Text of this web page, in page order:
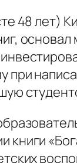
48 лет)
при
книги